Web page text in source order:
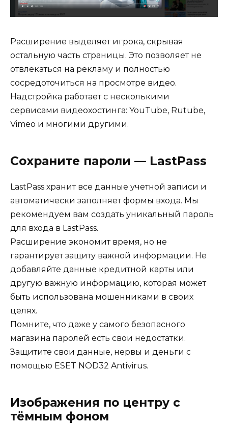
Расширение выделяет игрока, скрывая
остальную часть страницы. Это позволяет не
отвлекаться на рекламу и полностью
сосредоточиться на просмотре видео.
Надстройка работает с несколькими
сервисами видеохостинга: YouTube, Rutube,
Vimeo и многими другими.
Сохраните пароли — LastPass
LastPass хранит все данные учетной записи и
автоматически заполняет формы входа. Мы
рекомендуем вам создать уникальный пароль
для входа в LastPass.
Расширение экономит время, но не
гарантирует защиту важной информации. Не
добавляйте данные кредитной карты или
другую важную информацию, которая может
быть использована мошенниками в своих
целях.
Помните, что даже у самого безопасного
магазина паролей есть свои недостатки.
Защитите свои данные, нервы и деньги с
помощью ESET NOD32 Antivirus.
Изображения по центру с
тёмным фоном